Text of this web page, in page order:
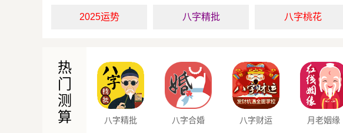
2025运势 八字精批 八字桃花
热
门
测
算
八字精批 八字合婚 八字财运 月老姻缘